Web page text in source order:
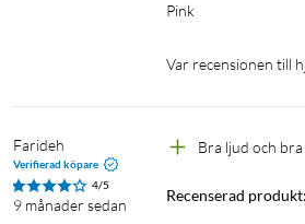
LDAC3och ger trådlöst Hi-Res-ljud,
detaljerad ljud än vanliga Bluetooth-
förbättrad samtalskvalitet tack vare 3
med multipoint kan du ha hörlurarna
enheter samtidigt.
Pink
Var recensionen till
Farideh
Verifierad köpare
4/5
9 månader sedan
Bra ljud och
Recenserad produkt: